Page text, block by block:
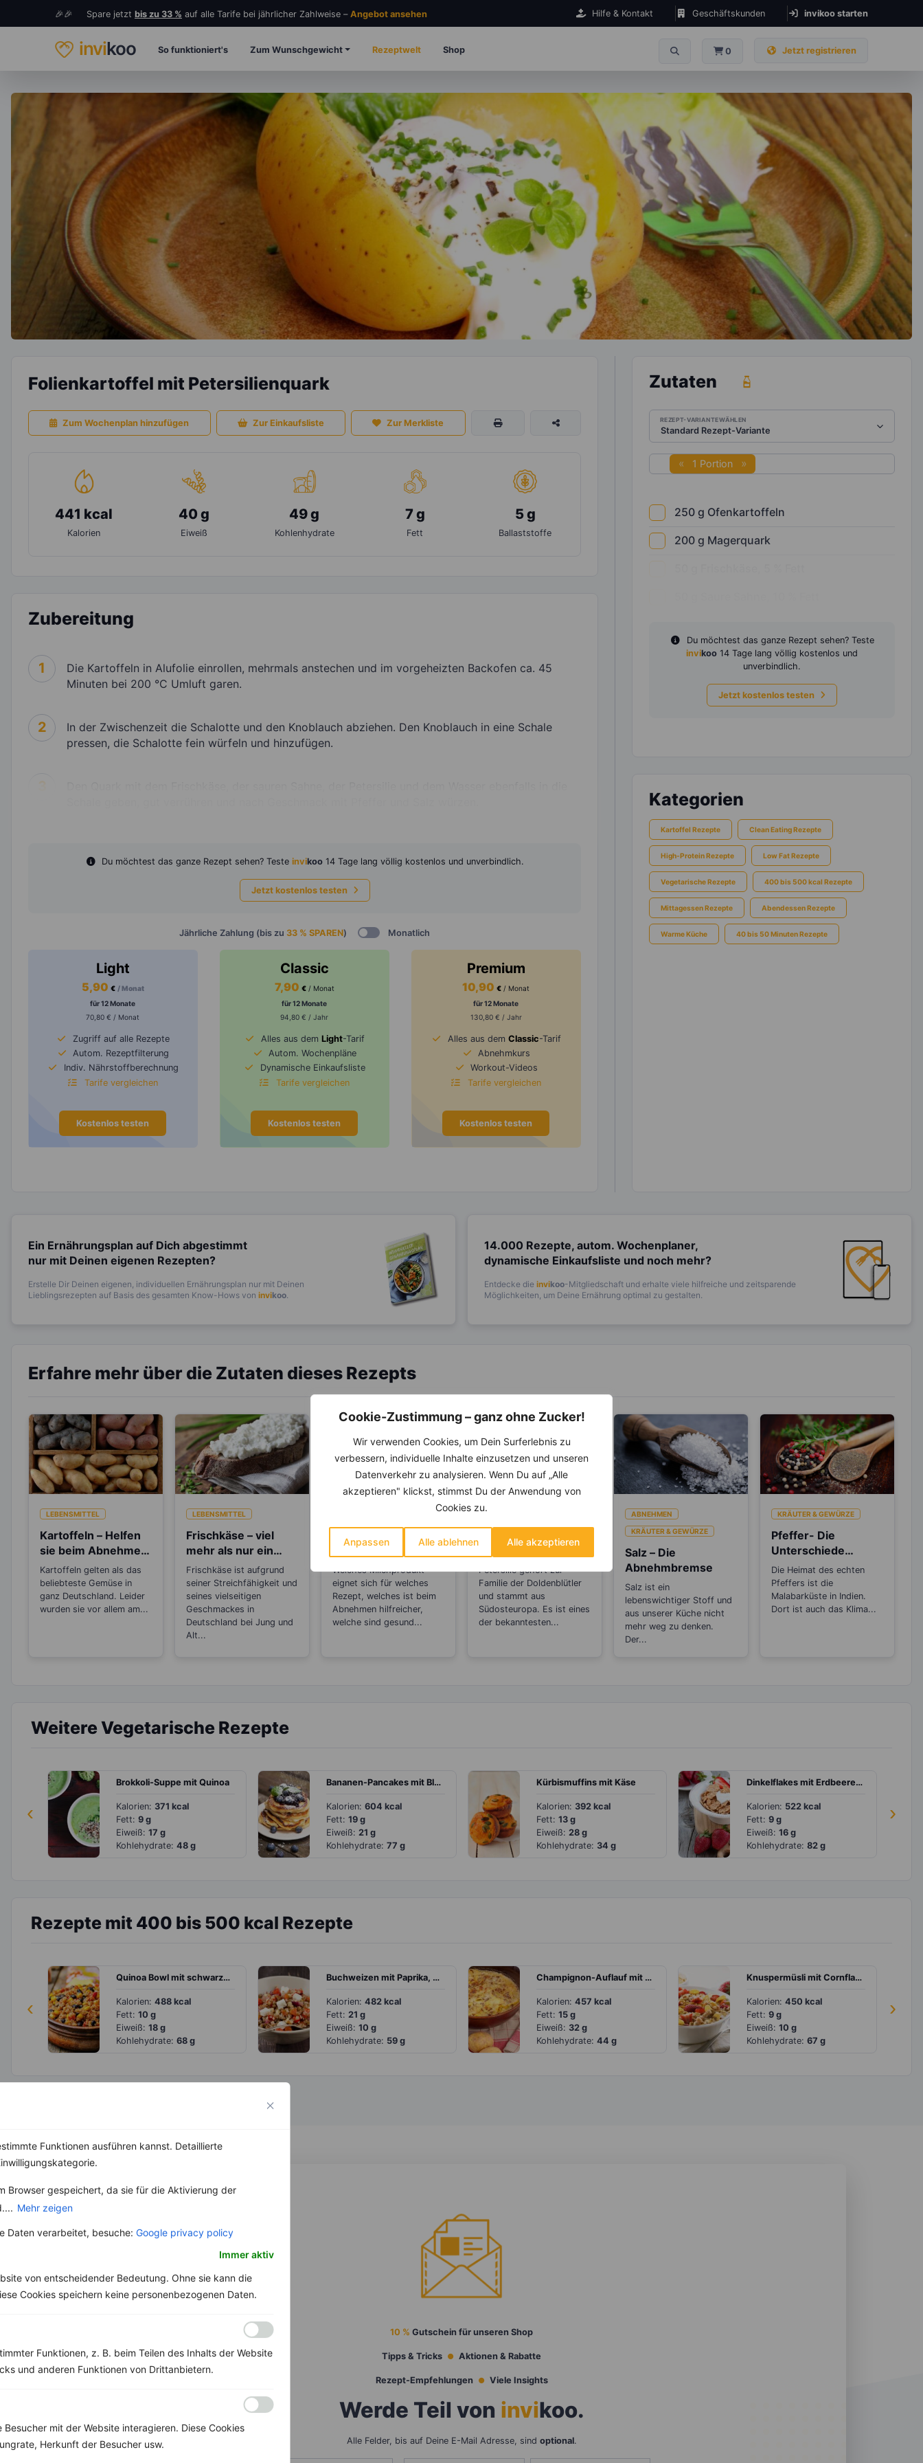
Cookie-Zustimmung – ganz ohne Zucker!
Wir verwenden Cookies, um Dein Surferlebnis zu
verbessern, individuelle Inhalte einzusetzen und unseren
Datenverkehr zu analysieren. Wenn Du auf „Alle
akzeptieren" klickst, stimmst Du der Anwendung von
Cookies zu.
Anpassen Alle ablehnen Alle akzeptieren
Funktionen ausführen kannst. Detaillierte
Browser gespeichert, da sie für die Aktivierung der
Mehr zeigen
Daten verarbeitet, besuche: Google privacy policy
Immer aktiv
von entscheidender Bedeutung. Ohne sie kann die
Cookies speichern keine personenbezogenen Daten.
Funktionen, z. B. beim Teilen des Inhalts der Website
und anderen Funktionen von Drittanbietern.
mit der Website interagieren. Diese Cookies
Herkunft der Besucher usw.
🎉🎉 Spare jetzt bis zu 33 % auf alle Tarife bei jährlicher Zahlweise – Angebot ansehen Hilfe & Kontakt Geschäftskunden invikoo starten
invikoo So funktioniert's Zum Wunschgewicht Rezeptwelt Shop 0 Jetzt registrieren
Folienkartoffel mit Petersilienquark
Zum Wochenplan hinzufügen Zur Einkaufsliste Zur Merkliste
441 kcal
Kalorien
40 g
Eiweiß
49 g
Kohlenhydrate
7 g
Fett
5 g
Ballaststoffe
Zubereitung
1
Die Kartoffeln in Alufolie einrollen, mehrmals anstechen und im vorgeheizten Backofen ca. 45
Minuten bei 200 °C Umluft garen.
2
In der Zwischenzeit die Schalotte und den Knoblauch abziehen. Den Knoblauch in eine Schale
pressen, die Schalotte fein würfeln und hinzufügen.
Du möchtest das ganze Rezept sehen? Teste invikoo 14 Tage lang völlig kostenlos und unverbindlich.
Jetzt kostenlos testen
Jährliche Zahlung (bis zu 33 % SPAREN) Monatlich
Light
5,90 € / Monat
für 12 Monate
70,80 € / Monat
Zugriff auf alle Rezepte
Autom. Rezeptfilterung
Indiv. Nährstoffberechnung
Tarife vergleichen
Kostenlos testen
Classic
7,90 € / Monat
für 12 Monate
94,80 € / Jahr
Alles aus dem Light-Tarif
Autom. Wochenpläne
Dynamische Einkaufsliste
Tarife vergleichen
Kostenlos testen
Premium
10,90€ / Monat
für 12 Monate
130,80 € / Jahr
Alles aus dem Classic-Tarif
Abnehmkurs
Workout-Videos
Tarife vergleichen
Kostenlos testen
Zutaten
REZEPT-VARIANTE WÄHLEN
1 Portion
250 g Ofenkartoffeln
200 g Magerquark
Du möchtest das ganze Rezept sehen? Teste
invikoo 14 Tage lang völlig kostenlos und
unverbindlich.
Jetzt kostenlos testen
Kategorien
Kartoffel Rezepte Clean Eating Rezepte
High-Protein Rezepte Low Fat Rezepte
Vegetarische Rezepte 400 bis 500 kcal Rezepte
Mittagessen Rezepte Abendessen Rezepte
Warme Küche 40 bis 50 Minuten Rezepte
Ein Ernährungsplan auf Dich abgestimmt
nur mit Deinen eigenen Rezepten?
Erstelle Dir Deinen eigenen, individuellen Ernährungsplan nur mit Deinen
Lieblingsrezepten auf Basis des gesamten Know-Hows von invikoo.
14.000 Rezepte, autom. Wochenplaner,
dynamische Einkaufsliste und noch mehr?
Entdecke die invikoo-Mitgliedschaft und erhalte viele hilfreiche und zeitsparende
Möglichkeiten, um Deine Ernährung optimal zu gestalten.
Erfahre mehr über die Zutaten dieses Rezepts
LEBENSMITTEL
Kartoffeln – Helfen
sie beim Abnehmen
oder machen sie
dick?
Kartoffeln gelten als das
beliebteste Gemüse in
ganz Deutschland. Leider
wurden sie vor allem am...
LEBENSMITTEL
Frischkäse – viel
mehr als nur ein
Brotaufstrich
Frischkäse ist aufgrund
seiner Streichfähigkeit und
seines vielseitigen
Geschmackes in
Deutschland bei Jung und
Alt...
Kennst Du die
Unterschiede
Saurer Sahne,
Creme Fraiche,
Schmand und Co?
Welches Milchprodukt
eignet sich für welches
Rezept, welches ist beim
Abnehmen hilfreicher,
welche sind gesund...
KRÄUTER & GEWÜRZE
Petersilie – Aktiviert
von Niere und Blase
Petersilie gehört zur
Familie der Doldenblütler
und stammt aus
Südosteuropa. Es ist eines
der bekanntesten...
ABNEHMEN
KRÄUTER & GEWÜRZE
Salz – Die
Abnehmbremse
Salz ist ein
lebenswichtiger Stoff und
aus unserer Küche nicht
mehr weg zu denken.
Der...
KRÄUTER & GEWÜRZE
Pfeffer- Die
Unterschiede
zwischen den
Sorten
Die Heimat des echten
Pfeffers ist die
Malabarküste in Indien.
Dort ist auch das Klima...
Weitere Vegetarische Rezepte
‹ ›
Brokkoli-Suppe mit Quinoa
Kalorien: 371 kcal
Fett: 9 g
Eiweiß: 17 g
Kohlehydrate: 48 g
Bananen-Pancakes mit Blaubeeren
Kalorien: 604 kcal
Fett: 19 g
Eiweiß: 21 g
Kohlehydrate: 77 g
Kürbismuffins mit Käse
Kalorien: 392 kcal
Fett: 13 g
Eiweiß: 28 g
Kohlehydrate: 34 g
Dinkelflakes mit Erdbeeren und Joghurt
Kalorien: 522 kcal
Fett: 9 g
Eiweiß: 16 g
Kohlehydrate: 82 g
Rezepte mit 400 bis 500 kcal Rezepte
‹ ›
Quinoa Bowl mit schwarzen Bohnen, Mais und Paprika
Kalorien: 488 kcal
Fett: 10 g
Eiweiß: 18 g
Kohlehydrate: 68 g
Buchweizen mit Paprika, Walnüssen und veganem Feta
Kalorien: 482 kcal
Fett: 21 g
Eiweiß: 10 g
Kohlehydrate: 59 g
Champignon-Auflauf mit Kartoffeln und Soja-Hackfleisch
Kalorien: 457 kcal
Fett: 15 g
Eiweiß: 32 g
Kohlehydrate: 44 g
Knuspermüsli mit Cornflakes und Erdbeeren
Kalorien: 450 kcal
Fett: 9 g
Eiweiß: 10 g
Kohlehydrate: 67 g
10 % Gutschein für unseren Shop
Tipps & Tricks Aktionen & Rabatte
Rezept-Empfehlungen Viele Insights
Werde Teil von invikoo.
Alle Felder, bis auf Deine E-Mail Adresse, sind optional.